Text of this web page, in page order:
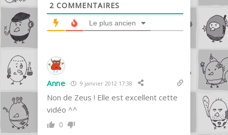
2 COMMENTAIRES
Le plus ancien
Anne 9 janvier 2012 17:38
Non de Zeus ! Elle est excellent cette
vidéo ^^
0